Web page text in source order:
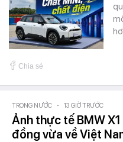
Chia sẻ
TRONG NƯỚC - 13 GIỜ TRƯỚC
Ảnh thực tế BMW
đồng vừa về Việt